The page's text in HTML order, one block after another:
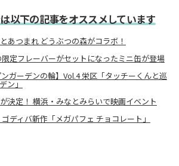
以下の記事をオススメしています
あつまれ どうぶつの森がコラボ！
定フレーバーがセットになったミニ缶が登場
ンガーデンの輪】Vol.4 栄区「タッチーくんと巡
ン」
決定！ 横浜・みなとみらいで映画イベント
ディバ新作「メガパフェ チョコレート」